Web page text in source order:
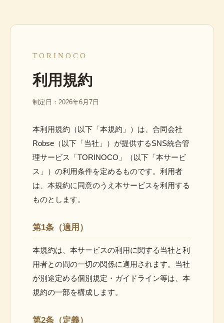
TORINOCO
利用規約
制定日：2026年6月7日
本利用規約（以下「本規約」）は、合同会社
Robse（以下「当社」）が提供するSNS統合管
理サービス「TORINOCO」（以下「本サービ
ス」）の利用条件を定めるものです。利用者
は、本規約に同意のうえ本サービスを利用する
ものとします。
第1条（適用）
本規約は、本サービスの利用に関する当社と利
用者との間の一切の関係に適用されます。当社
が別途定める個別規定・ガイドライン等は、本
規約の一部を構成します。
第2条（定義）